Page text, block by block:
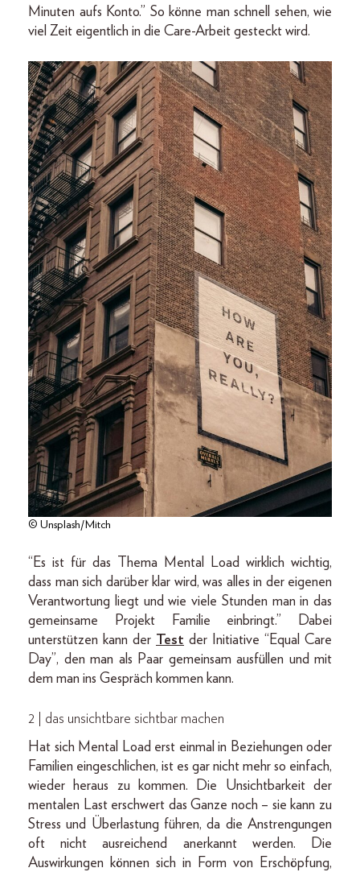
Minuten aufs Konto.” So könne man schnell sehen, wie
viel Zeit eigentlich in die Care-Arbeit gesteckt wird.
© Unsplash/Mitch
“Es ist für das Thema Mental Load wirklich wichtig,
dass man sich darüber klar wird, was alles in der eigenen
Verantwortung liegt und wie viele Stunden man in das
gemeinsame Projekt Familie einbringt.” Dabei
unterstützen kann der
Test der Initiative “Equal Care
Day”, den man als Paar gemeinsam ausfüllen und mit
dem man ins Gespräch kommen kann.
2 | das unsichtbare sichtbar machen
Hat sich Mental Load erst einmal in Beziehungen oder
Familien eingeschlichen, ist es gar nicht mehr so einfach,
wieder heraus zu kommen. Die Unsichtbarkeit der
mentalen Last erschwert das Ganze noch – sie kann zu
Stress und Überlastung führen, da die Anstrengungen
oft nicht ausreichend anerkannt werden. Die
Auswirkungen können sich in Form von Erschöpfung,